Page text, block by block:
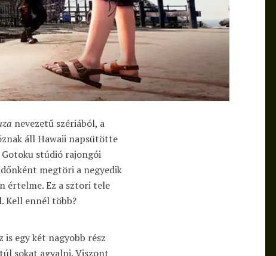
nevezetű szériából, a
áll Hawaii napsütötte
Gotoku stúdió rajongói
megtöri a negyedik
értelme. Ez a sztori tele
Kell ennél több?
is egy két nagyobb rész
sokat agyalni. Viszont